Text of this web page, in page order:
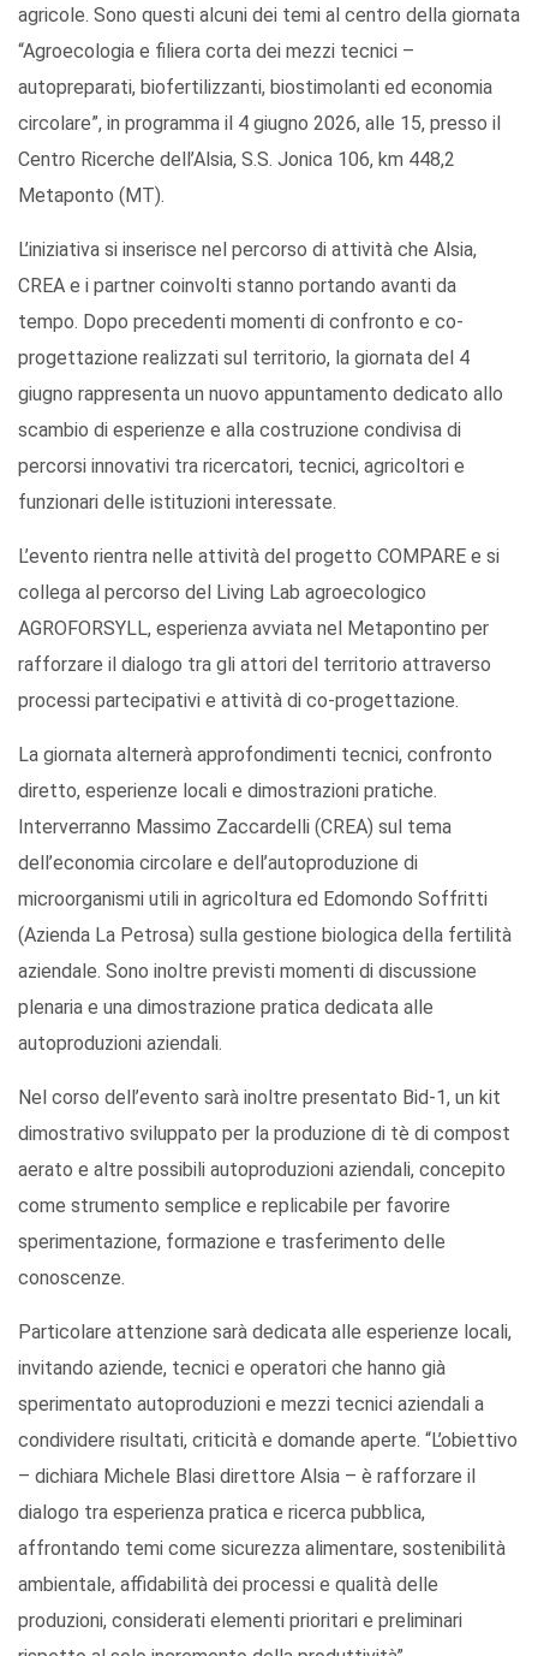
agricole. Sono questi alcuni dei temi al centro della giornata
“Agroecologia e filiera corta dei mezzi tecnici –
autopreparati, biofertilizzanti, biostimolanti ed economia
circolare”, in programma il 4 giugno 2026, alle 15, presso il
Centro Ricerche dell’Alsia, S.S. Jonica 106, km 448,2
Metaponto (MT).
L’iniziativa si inserisce nel percorso di attività che Alsia,
CREA e i partner coinvolti stanno portando avanti da
tempo. Dopo precedenti momenti di confronto e co-
progettazione realizzati sul territorio, la giornata del 4
giugno rappresenta un nuovo appuntamento dedicato allo
scambio di esperienze e alla costruzione condivisa di
percorsi innovativi tra ricercatori, tecnici, agricoltori e
funzionari delle istituzioni interessate.
L’evento rientra nelle attività del progetto COMPARE e si
collega al percorso del Living Lab agroecologico
AGROFORSYLL, esperienza avviata nel Metapontino per
rafforzare il dialogo tra gli attori del territorio attraverso
processi partecipativi e attività di co-progettazione.
La giornata alternerà approfondimenti tecnici, confronto
diretto, esperienze locali e dimostrazioni pratiche.
Interverranno Massimo Zaccardelli (CREA) sul tema
dell’economia circolare e dell’autoproduzione di
microorganismi utili in agricoltura ed Edomondo Soffritti
(Azienda La Petrosa) sulla gestione biologica della fertilità
aziendale. Sono inoltre previsti momenti di discussione
plenaria e una dimostrazione pratica dedicata alle
autoproduzioni aziendali.
Nel corso dell’evento sarà inoltre presentato Bid-1, un kit
dimostrativo sviluppato per la produzione di tè di compost
aerato e altre possibili autoproduzioni aziendali, concepito
come strumento semplice e replicabile per favorire
sperimentazione, formazione e trasferimento delle
conoscenze.
Particolare attenzione sarà dedicata alle esperienze locali,
invitando aziende, tecnici e operatori che hanno già
sperimentato autoproduzioni e mezzi tecnici aziendali a
condividere risultati, criticità e domande aperte. “L’obiettivo
– dichiara Michele Blasi direttore Alsia – è rafforzare il
dialogo tra esperienza pratica e ricerca pubblica,
affrontando temi come sicurezza alimentare, sostenibilità
ambientale, affidabilità dei processi e qualità delle
produzioni, considerati elementi prioritari e preliminari